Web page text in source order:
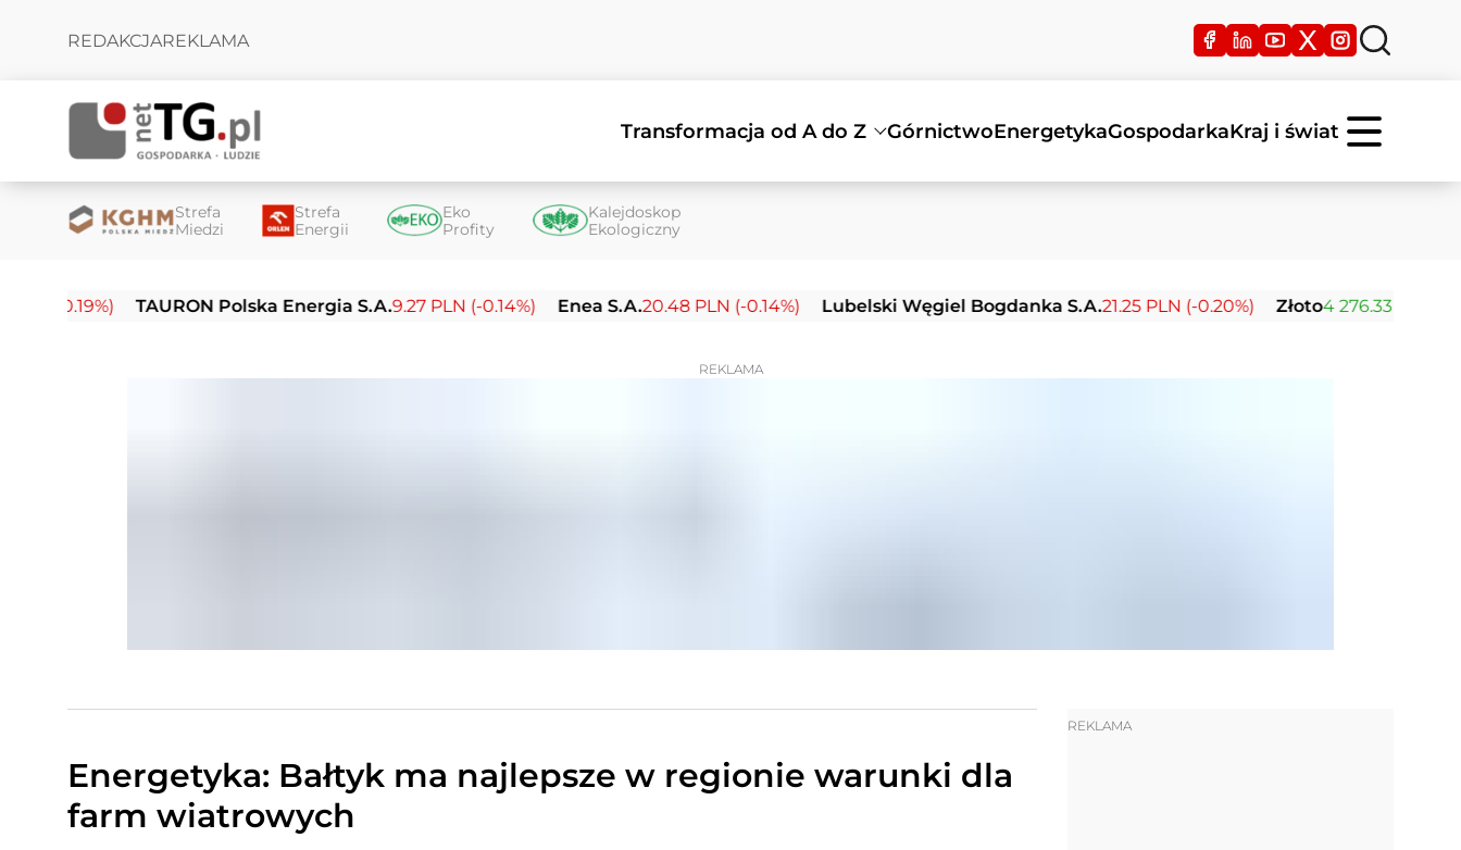
REDAKCJAREKLAMA
Transformacja od A do Z GórnictwoEnergetykaGospodarkaKraj i świat
Strefa
Miedzi
Strefa
Energii
Eko
Profity
Kalejdoskop
Ekologiczny
TAURON Polska Energia S.A.9.27 PLN (-0.14%) Enea S.A.20.48 PLN (-0.14%) Lubelski Węgiel Bogdanka S.A.21.25 PLN (-0.20%) Złoto4 276.33 USD (+0.69%)
REKLAMA
Energetyka: Bałtyk ma najlepsze w regionie warunki dla
farm wiatrowych
REKLAMA